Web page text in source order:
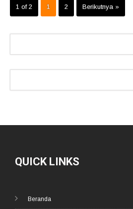
1 of 2 1 2 Berikutnya »
QUICK LINKS
Beranda